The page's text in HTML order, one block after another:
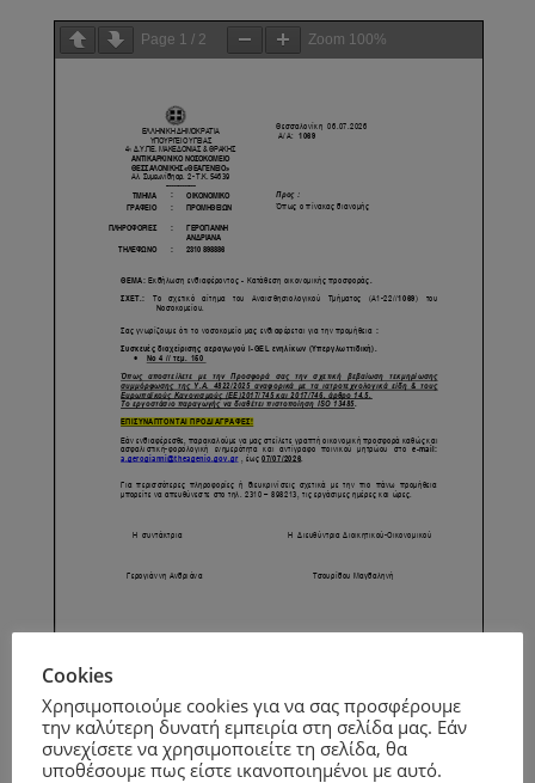
Page 1 / 2 Zoom 100%
Cookies
Χρησιμοποιούμε cookies για να σας προσφέρουμε
την καλύτερη δυνατή εμπειρία στη σελίδα μας. Εάν
συνεχίσετε να χρησιμοποιείτε τη σελίδα, θα
υποθέσουμε πως είστε ικανοποιημένοι με αυτό.